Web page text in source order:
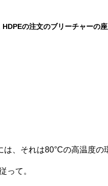
HDPEの注文のブリーチャーの
、それは80°Cの高温度
って。